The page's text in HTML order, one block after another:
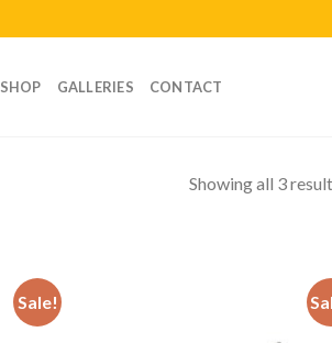
SHOP GALLERIES CONTACT
Showing all 3
Sale!